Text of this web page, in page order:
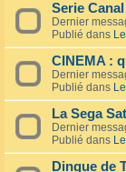
Serie
Dernier
Publié dans
CINEMA :
Dernier
Publié dans
La Sega
Dernier
Publié dans
Dingue de